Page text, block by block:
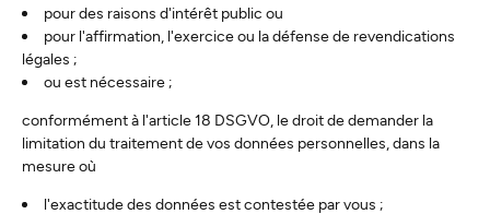
pour des raisons d'intérêt public ou
pour l'affirmation, l'exercice ou la défense de revendications
légales ;
ou est nécessaire ;
conformément à l'article 18 DSGVO, le droit de demander la
limitation du traitement de vos données personnelles, dans la
mesure où
l'exactitude des données est contestée par vous ;